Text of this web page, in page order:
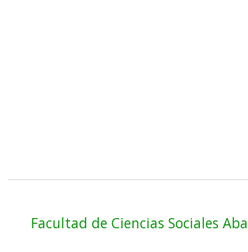
Facultad de Ciencias Sociales